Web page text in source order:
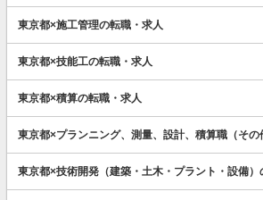
東京都×施工管理の転職・求人
東京都×技能工の転職・求人
東京都×積算の転職・求人
東京都×プランニング、測量、設計、積算職（その
東京都×技術開発（建築・土木・プラント・設備）